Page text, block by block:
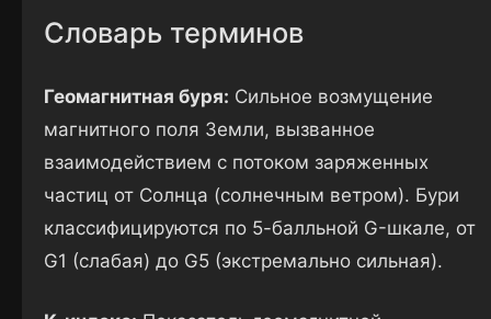
Словарь терминов
Геомагнитная буря: Сильное возмущение
магнитного поля Земли, вызванное
взаимодействием с потоком заряженных
частиц от Солнца (солнечным ветром). Бури
классифицируются по 5-балльной G-шкале, от
G1 (слабая) до G5 (экстремально сильная).